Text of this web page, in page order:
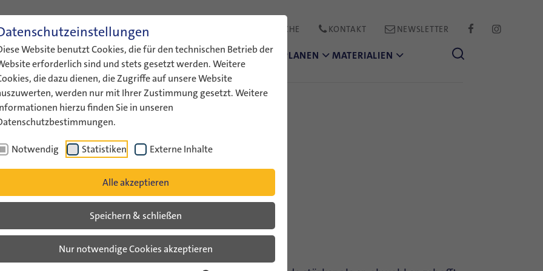
Website benutzt Cookies, die für den technischen Betrieb der
erforderlich sind und stets gesetzt werden. Weitere
die dazu dienen, die Zugriffe auf unsere Website
werden nur mit Ihrer Zustimmung gesetzt. Weitere
hierzu finden Sie in unseren
Notwendig Statistiken Externe Inhalte
Alle akzeptieren
Speichern & schließen
Nur notwendige Cookies akzeptieren
ENGLISH LEICHTE SPRACHE GEBÄRDENSPRACHE KONTAKT NEWSLETTER FACEBOOK
ÜBER UNS AKTUELLES FÖRDERUNG AUSTAUSCH PLANEN MATERIALIEN
von Yaron Abramov
2013